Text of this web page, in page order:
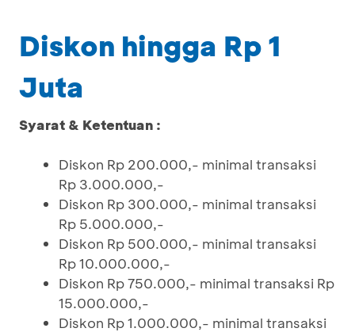
Diskon hingga Rp 1
Juta
Syarat & Ketentuan :
Diskon Rp 200.000,- minimal transaksi
Rp 3.000.000,-
Diskon Rp 300.000,- minimal transaksi
Rp 5.000.000,-
Diskon Rp 500.000,- minimal transaksi
Rp 10.000.000,-
Diskon Rp 750.000,- minimal transaksi Rp
15.000.000,-
Diskon Rp 1.000.000,- minimal transaksi